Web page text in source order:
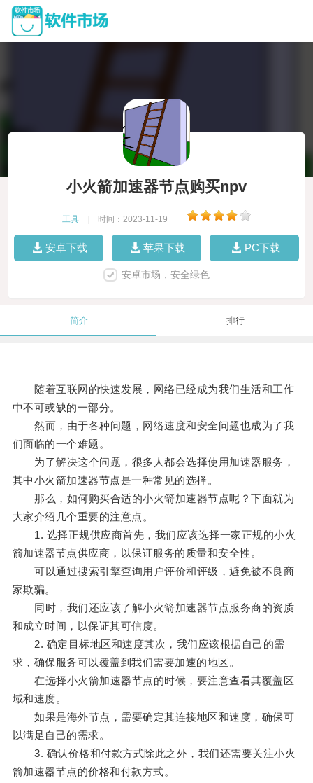
小火箭加速器节点购买npv
工具 时间：2023-11-19
安卓下载 苹果下载 PC下载
安卓市场，安全绿色
简介 排行
随着互联网的快速发展，网络已经成为我们生活和工作
中不可或缺的一部分。
然而，由于各种问题，网络速度和安全问题也成为了我
们面临的一个难题。
为了解决这个问题，很多人都会选择使用加速器服务，
其中小火箭加速器节点是一种常见的选择。
那么，如何购买合适的小火箭加速器节点呢？下面就为
大家介绍几个重要的注意点。
1. 选择正规供应商首先，我们应该选择一家正规的小火
箭加速器节点供应商，以保证服务的质量和安全性。
可以通过搜索引擎查询用户评价和评级，避免被不良商
家欺骗。
同时，我们还应该了解小火箭加速器节点服务商的资质
和成立时间，以保证其可信度。
2. 确定目标地区和速度其次，我们应该根据自己的需
求，确保服务可以覆盖到我们需要加速的地区。
在选择小火箭加速器节点的时候，要注意查看其覆盖区
域和速度。
如果是海外节点，需要确定其连接地区和速度，确保可
以满足自己的需求。
3. 确认价格和付款方式除此之外，我们还需要关注小火
箭加速器节点的价格和付款方式。